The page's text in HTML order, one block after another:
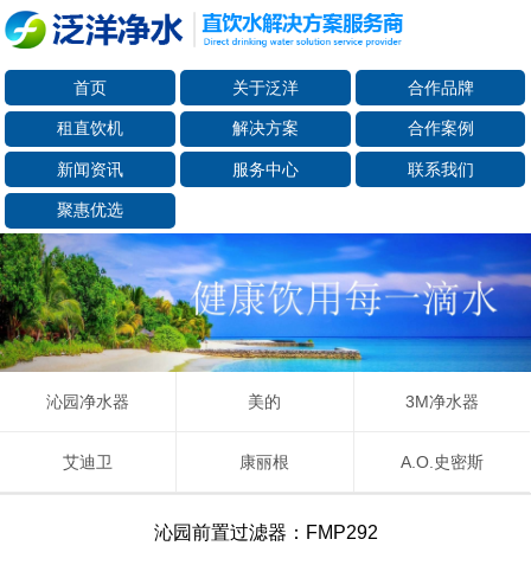
首页 关于泛洋 合作品牌
租直饮机 解决方案 合作案例
新闻资讯 服务中心 联系我们
聚惠优选
沁园净水器 美的 3M净水器
艾迪卫 康丽根 A.O.史密斯
沁园前置过滤器：FMP292